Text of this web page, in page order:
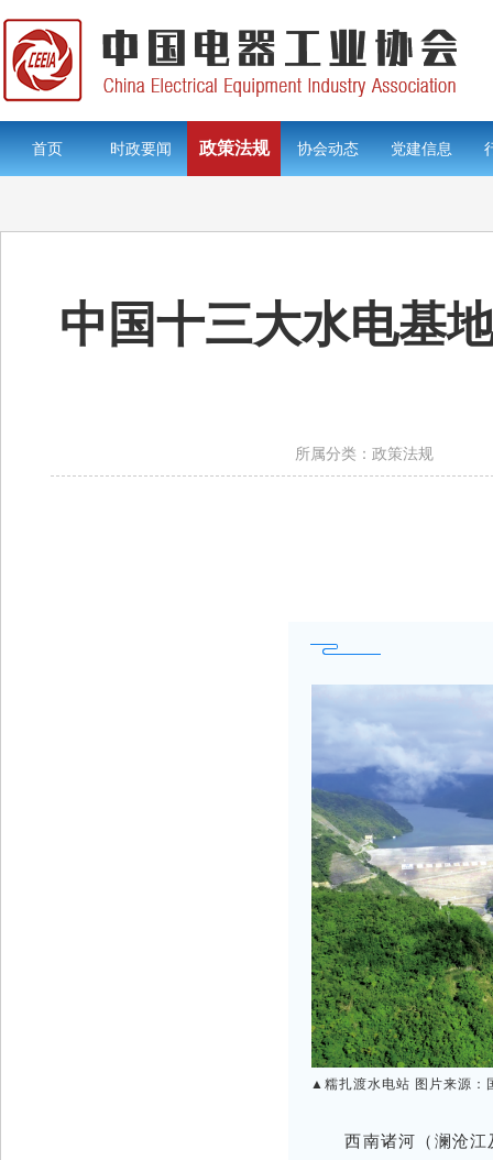
首页 时政要闻 政策法规 协会动态 党建信息
中国十三大水电基
所属分类：政策法规
▲糯扎渡水电站 图片来源：
西南诸河（澜沧